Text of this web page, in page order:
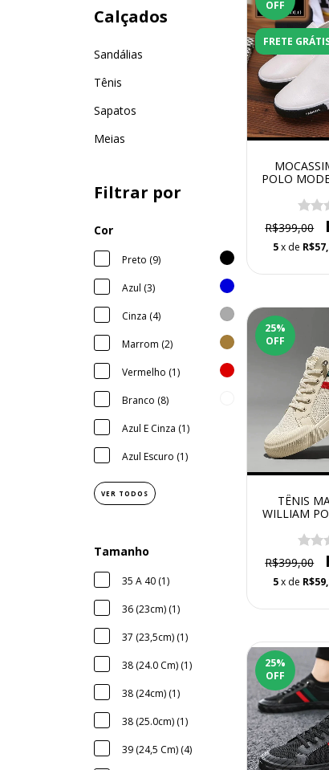
Calçados
Sandálias
Tênis
Sapatos
Meias
Filtrar por
Cor
Preto (9)
Azul (3)
Cinza (4)
Marrom (2)
Vermelho (1)
Branco (8)
Azul E Cinza (1)
Azul Escuro (1)
VER TODOS
Tamanho
35 A 40 (1)
36 (23cm) (1)
37 (23,5cm) (1)
38 (24.0 Cm) (1)
38 (24cm) (1)
38 (25.0cm) (1)
39 (24,5 Cm) (4)
OFF
FRETE
POLO
R$399,00
5x de
25%
OFF
TÊNIS
WILLIAM
R$399,00
5x de
25%
OFF